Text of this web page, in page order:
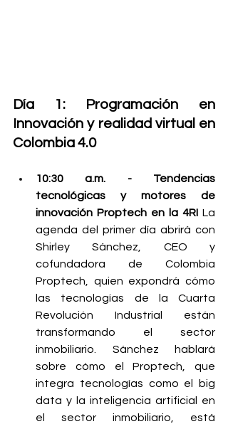
Día 1: Programación en
Innovación y realidad virtual en
Colombia 4.0
10:30 a.m. - Tendencias
tecnológicas y motores de
innovación Proptech en la 4RI La
agenda del primer día abrirá con
Shirley Sánchez, CEO y
cofundadora de Colombia
Proptech, quien expondrá cómo
las tecnologías de la Cuarta
Revolución Industrial están
transformando el sector
inmobiliario. Sánchez hablará
sobre cómo el Proptech, que
integra tecnologías como el big
data y la inteligencia artificial en
el sector inmobiliario, está